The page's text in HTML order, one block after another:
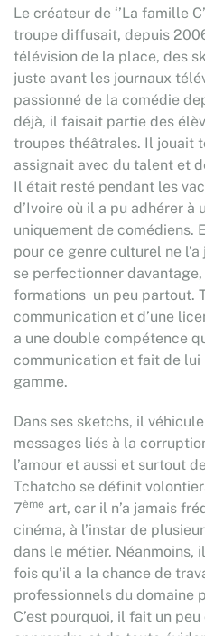
Le créateur de ‘’La famille
troupe diffusait, depuis
télévision de la place, des
juste avant les journaux
passionné de la comédie
déjà, il faisait partie des
troupes théâtrales. Il jouait
assignait avec du talent et
Il était resté pendant les
d’Ivoire où il a pu adhérer à
uniquement de comédiens.
pour ce genre culturel ne
se perfectionner
formations un peu partout.
communication et d’une
a une double compétence
communication et fait de lui
gamme.
Dans ses sketchs, il
messages liés à la
l’amour et aussi et surtout
Tchatcho se définit
7ème art, car il n’a jamais
cinéma, à l’instar de
dans le métier. Néanmoins,
fois qu’il a la chance de
professionnels du domaine
C’est pourquoi, il fait un